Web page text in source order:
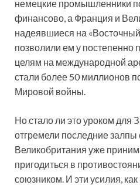
немецкие промышленники
финансово, а Франция и
надеявшиеся на
позволили ем у постепенно
целям на международной
стали более 50 миллионов
Мировой войны.
Но стало ли это уроком для
отгремели последние
Великобритания уже
пригодиться в
союзником. И эти усилия,